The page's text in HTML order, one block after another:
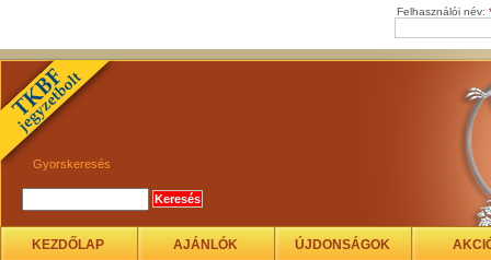
Felhasználói név:
Gyorskeresés
KEZDŐLAP AJÁNLÓK ÚJDONSÁGOK